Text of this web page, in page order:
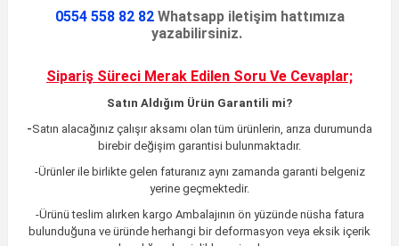
0554 558 82 82Whatsapp iletişim hattımıza
yazabilirsiniz.
Sipariş Süreci Merak Edilen Soru Ve Cevaplar;
Satın Aldığım Ürün Garantili mi?
-Satın alacağınız çalışır aksamı olan tüm ürünlerin, arıza durumunda
birebir değişim garantisi bulunmaktadır.
-Ürünler ile birlikte gelen faturanız aynı zamanda garanti belgeniz
yerine geçmektedir.
-Ürünü teslim alırken kargo Ambalajının ön yüzünde nüsha fatura
bulunduğuna ve üründe herhangi bir deformasyon veya eksik içerik